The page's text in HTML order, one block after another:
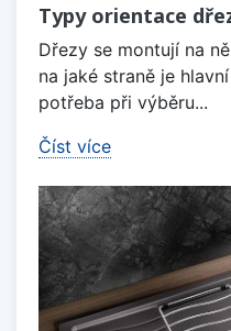
Typy orientace
Dřezy se montují na
na jaké straně je
potřeba při výběru...
Číst více